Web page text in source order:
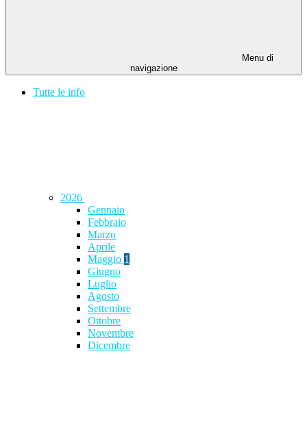
Menu di
navigazione
Tutte le info
2026
Gennaio
Febbraio
Marzo
Aprile
Maggio 1
Giugno
Luglio
Agosto
Settembre
Ottobre
Novembre
Dicembre